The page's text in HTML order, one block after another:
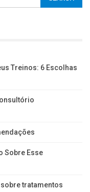
Treinos: 6 Escolhas
Sobre Esse
tratamentos